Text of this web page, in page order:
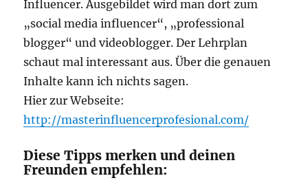
Influencer. Ausgebildet wird man dort zum
„social media influencer“, „professional
blogger“ und videoblogger. Der Lehrplan
schaut mal interessant aus. Über die genauen
Inhalte kann ich nichts sagen.
Hier zur Webseite:
http://masterinfluencerprofesional.com/
Diese Tipps merken und deinen
Freunden empfehlen: